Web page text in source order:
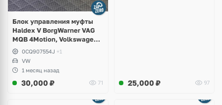
Блок управления муфты
Haldex V BorgWarner VAG
MQB 4Motion, Volkswagen
Tiguan
0CQ907554J +1
VW
1 месяц назад
30,000 ₽ 71 25,000 ₽ 97